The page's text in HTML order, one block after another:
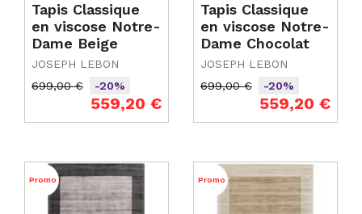
Tapis Classique
en viscose Notre-
Dame Beige
JOSEPH LEBON
Prix de base
699,00 €
-20%
559,20 €
Tapis Classique
en viscose Notre-
Dame Chocolat
JOSEPH LEBON
Prix de base
699,00 €
-20%
559,20 €
Promo Promo